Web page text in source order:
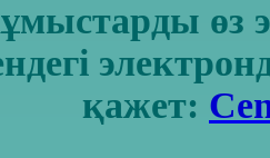
өз
қажет: